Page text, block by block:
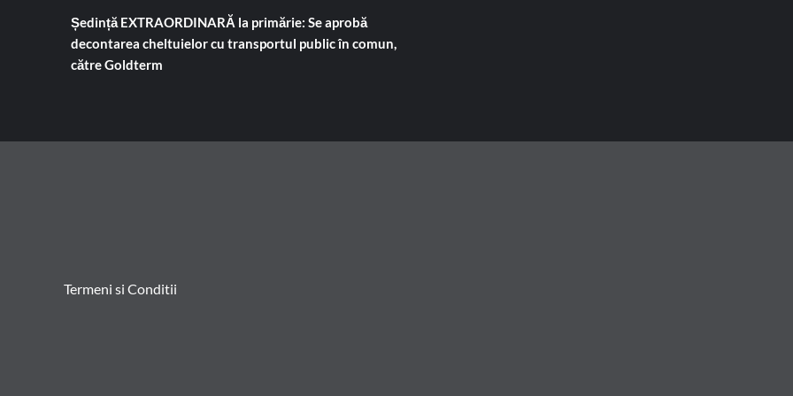
Ședință EXTRAORDINARĂ la primărie: Se aprobă
decontarea cheltuielor cu transportul public în comun,
către Goldterm
Termeni si Conditii